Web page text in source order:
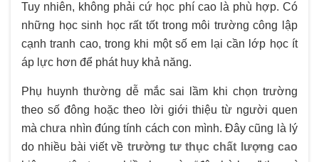
Tuy nhiên, không phải cứ học phí cao là phù hợp. Có
những học sinh học rất tốt trong môi trường công lập
cạnh tranh cao, trong khi một số em lại cần lớp học ít
áp lực hơn để phát huy khả năng.
Phụ huynh thường dễ mắc sai lầm khi chọn trường
theo số đông hoặc theo lời giới thiệu từ người quen
mà chưa nhìn đúng tính cách con mình. Đây cũng là lý
do nhiều bài viết về trường tư thục chất lượng cao